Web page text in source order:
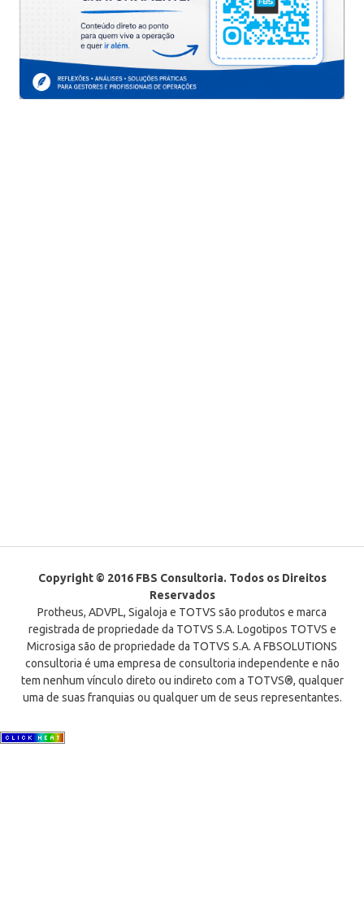
Copyright © 2016 FBS Consultoria. Todos os Direitos
Reservados
Protheus, ADVPL, Sigaloja e TOTVS são produtos e marca
registrada de propriedade da TOTVS S.A. Logotipos TOTVS e
Microsiga são de propriedade da TOTVS S.A. A FBSOLUTIONS
consultoria é uma empresa de consultoria independente e não
tem nenhum vínculo direto ou indireto com a TOTVS®, qualquer
uma de suas franquias ou qualquer um de seus representantes.